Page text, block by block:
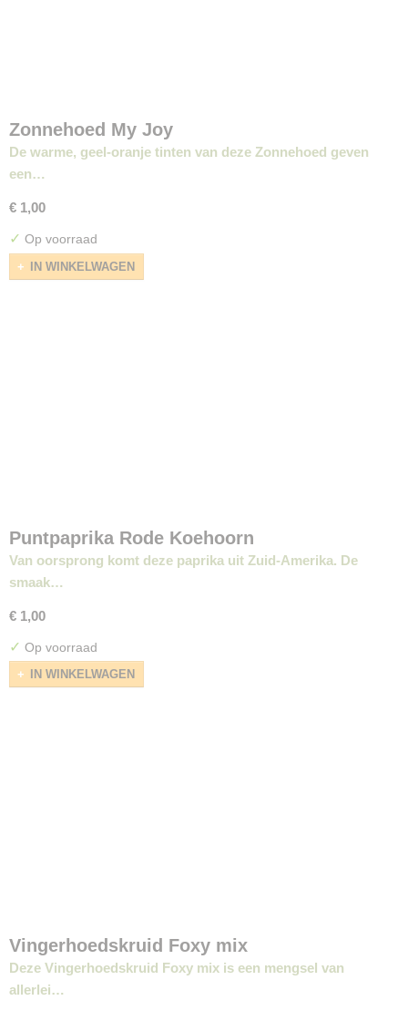
Zonnehoed My Joy
De warme, geel-oranje tinten van deze Zonnehoed geven
een…
€ 1,00
✓ Op voorraad
IN WINKELWAGEN
Puntpaprika Rode Koehoorn
Van oorsprong komt deze paprika uit Zuid-Amerika. De
smaak…
€ 1,00
✓ Op voorraad
IN WINKELWAGEN
Vingerhoedskruid Foxy mix
Deze Vingerhoedskruid Foxy mix is een mengsel van
allerlei…